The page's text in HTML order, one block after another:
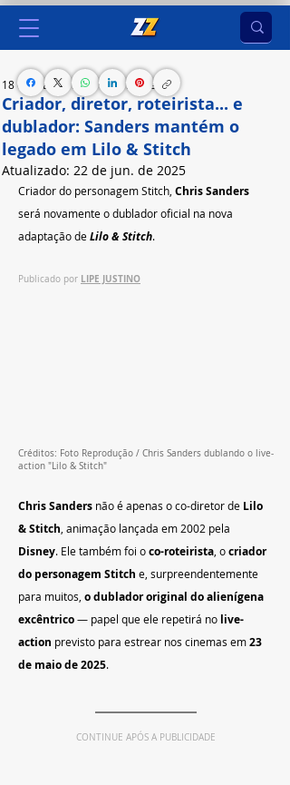
Criador, diretor, roteirista... e
dublador: Sanders mantém o
legado em Lilo & Stitch
18 de mai. de 2025 2 min de leitura
Atualizado: 22 de jun. de 2025
Criador do personagem Stitch, Chris Sanders
será novamente o dublador oficial na nova
adaptação de Lilo & Stitch.
Publicado por LIPE JUSTINO
Créditos: Foto Reprodução / Chris Sanders dublando o live-
action "Lilo & Stitch"
Chris Sanders não é apenas o co-diretor de Lilo
& Stitch , animação lançada em 2002 pela
Disney. Ele também foi o co-roteirista , o criador
do personagem Stitch e, surpreendentemente
para muitos, o dublador original do alienígena
excêntrico — papel que ele repetirá no live-
action previsto para estrear nos cinemas em 23
de maio de 2025.
CONTINUE APÓS A PUBLICIDADE